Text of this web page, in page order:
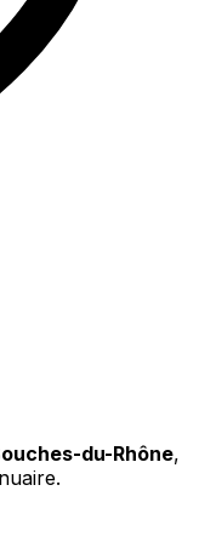
du-Rhône,